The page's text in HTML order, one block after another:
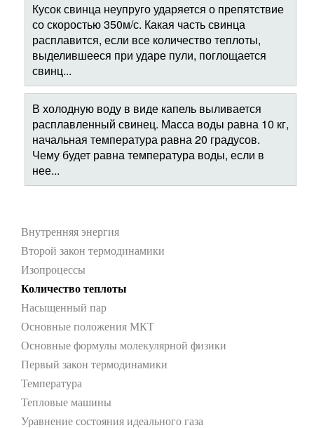
Кусок свинца неупруго ударяется о препятствие
со скоростью 350м/с. Какая часть свинца
расплавится, если все количество теплоты,
выделившееся при ударе пули, поглощается
свинц...
В холодную воду в виде капель выливается
расплавленный свинец. Масса воды равна 10 кг,
начальная температура равна 20 градусов.
Чему будет равна температура воды, если в
нее...
Внутренняя энергия
Второй закон термодинамики
Изопроцессы
Количество теплоты
Насыщенный пар
Основные положения МКТ
Основные формулы молекулярной физики
Первый закон термодинамики
Температура
Тепловые машины
Уравнение состояния идеального газа